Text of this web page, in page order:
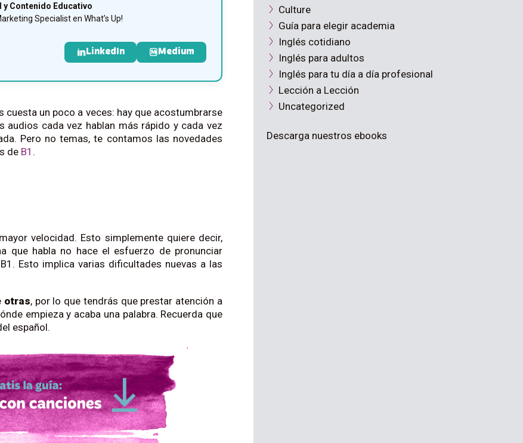
Contenido Educativo
Specialist en What’s Up!
LinkedIn Medium
cuesta un poco a veces: hay que acostumbrarse
cada vez hablan más rápido y cada vez
Pero no temas, te contamos las novedades
de B1 .
velocidad. Esto simplemente quiere decir,
que habla no hace el esfuerzo de pronunciar
Esto implica varias dificultades nuevas a las
otras, por lo que tendrás que prestar atención a
empieza y acaba una palabra. Recuerda que
español.
Culture
Guía para elegir academia
Inglés cotidiano
Inglés para adultos
Inglés para tu día a día profesional
Lección a Lección
Uncategorized
Descarga nuestros ebooks